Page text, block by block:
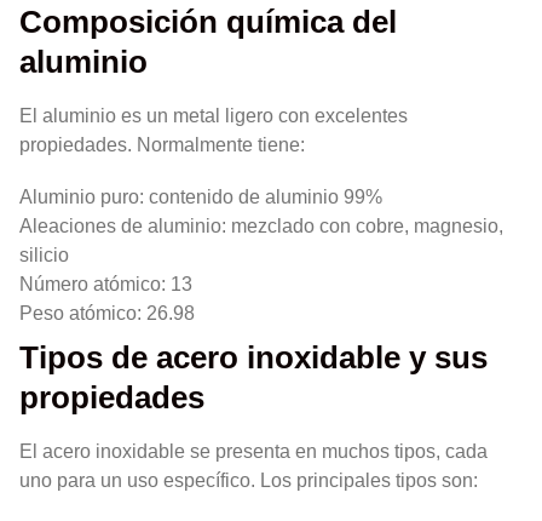
Composición química del
aluminio
El aluminio es un metal ligero con excelentes
propiedades. Normalmente tiene:
Aluminio puro: contenido de aluminio 99%
Aleaciones de aluminio: mezclado con cobre, magnesio,
silicio
Número atómico: 13
Peso atómico: 26.98
Tipos de acero inoxidable y sus
propiedades
El acero inoxidable se presenta en muchos tipos, cada
uno para un uso específico. Los principales tipos son: